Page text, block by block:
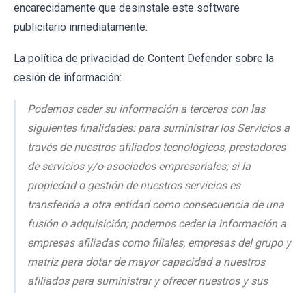
encarecidamente que desinstale este software
publicitario inmediatamente.
La política de privacidad de Content Defender sobre la
cesión de información:
Podemos ceder su información a terceros con las
siguientes finalidades: para suministrar los Servicios a
través de nuestros afiliados tecnológicos, prestadores
de servicios y/o asociados empresariales; si la
propiedad o gestión de nuestros servicios es
transferida a otra entidad como consecuencia de una
fusión o adquisición; podemos ceder la información a
empresas afiliadas como filiales, empresas del grupo y
matriz para dotar de mayor capacidad a nuestros
afiliados para suministrar y ofrecer nuestros y sus